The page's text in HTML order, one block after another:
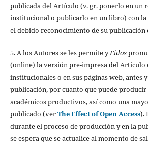
publicada del Artículo (v. gr. ponerlo en un
institucional o publicarlo en un libro) con la
el debido reconocimiento de su
5. A los Autores se les permite yEidos
(online) la versión pre-impresa del Artículo
institucionales o en sus páginas web, antes
publicación, por cuanto que puede
académicos productivos, así como una
publicado (verThe Effect of Open Access).
durante el proceso de producción y en la
se espera que se actualice al momento de